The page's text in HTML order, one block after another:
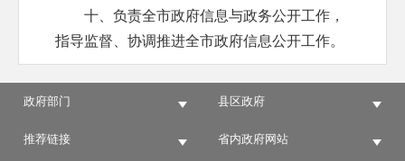
十、负责全市政府信息与政务公开工作，
指导监督、协调推进全市政府信息公开工作。
十一、负责行政机关规范性文件合法性审
十二、负责打击走私综合治理工作。
政府部门 县区政府
推荐链接 省内政府网站